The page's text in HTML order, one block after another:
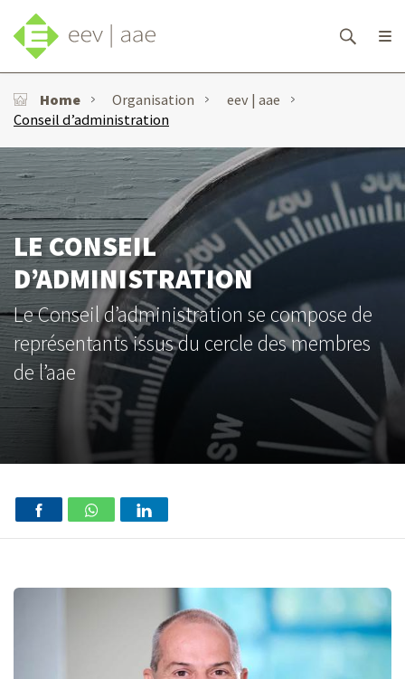
Home Organisation
eev | aae
Conseil d’administration
LE CONSEIL
D’ADMINISTRATION
Le Conseil d’administration se compose de
représentants issus du cercle des membres
de l’aae